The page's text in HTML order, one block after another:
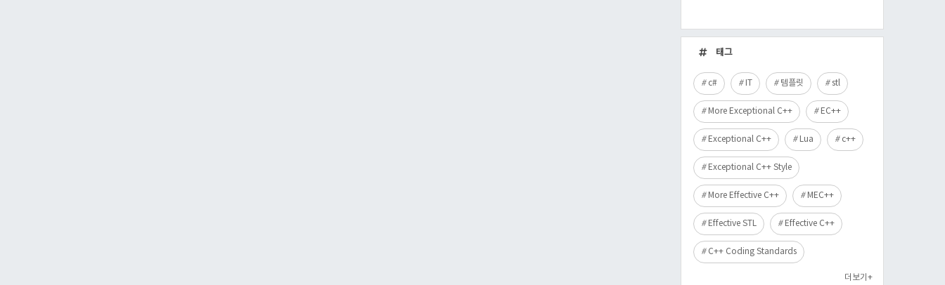
근
글
태그
c# IT 템플릿 stl
More Exceptional C++ EC++
Exceptional C++ Lua c++
Exceptional C++ Style
More Effective C++ MEC++
Effective STL Effective C++
C++ Coding Standards
더보기+